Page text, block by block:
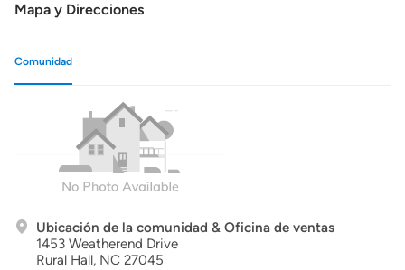
Mapa y Direcciones
Comunidad
Ubicación de la comunidad & Oficina de ventas
1453 Weatherend Drive
Rural Hall, NC 27045